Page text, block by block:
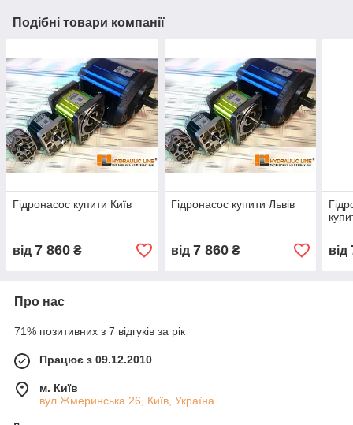
Подібні товари компанії
Гідронасос купити Київ
від 7 860 ₴
Гідронасос купити Львів
від 7 860₴ від
Про нас
71% позитивних з 7 відгуків за рік
Працює з 09.12.2010
м. Київ
вул.Жмеринська 26, Київ, Україна